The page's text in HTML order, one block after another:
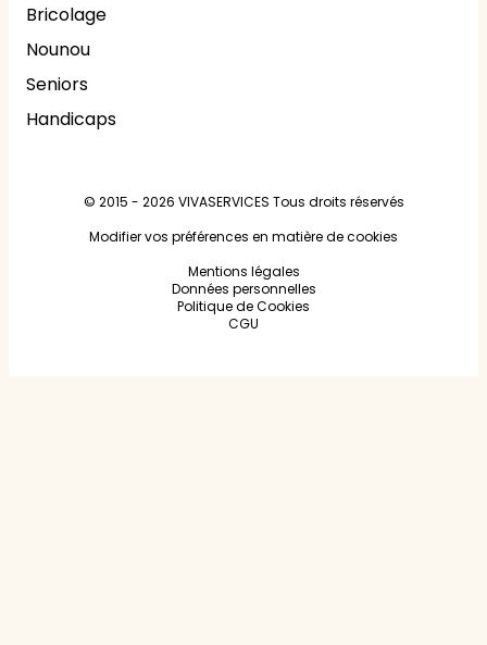
Bricolage
Nounou
Seniors
Handicaps
© 2015 - 2026 VIVASERVICES Tous droits réservés
Modifier vos préférences en matière de cookies
Mentions légales
Données personnelles
Politique de Cookies
CGU